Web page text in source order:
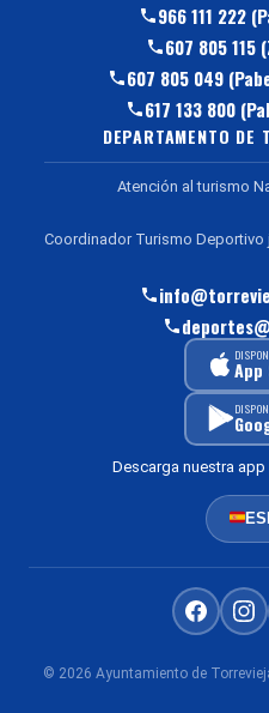
966 111 222
607 805 115
607 805 049
617 133 800
DEPARTAMENTO DE
Atención al turismo
Coordinador Turismo
App
Descarga nuestra
© 2026 Ayuntamiento de